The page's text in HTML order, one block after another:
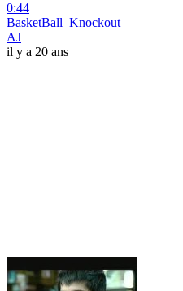
0:44
BasketBall_Knockout
AJ
il y a 20 ans